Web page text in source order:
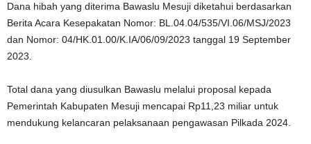
Dana hibah yang diterima Bawaslu Mesuji diketahui berdasarkan
Berita Acara Kesepakatan Nomor: BL.04.04/535/VI.06/MSJ/2023
dan Nomor: 04/HK.01.00/K.IA/06/09/2023 tanggal 19 September
2023.
Total dana yang diusulkan Bawaslu melalui proposal kepada
Pemerintah Kabupaten Mesuji mencapai Rp11,23 miliar untuk
mendukung kelancaran pelaksanaan pengawasan Pilkada 2024.